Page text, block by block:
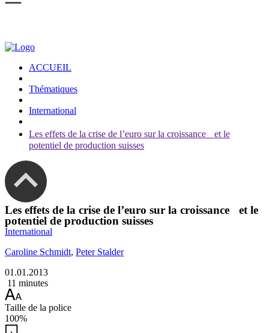
ACCUEIL
Thématiques
International
Les effets de la crise de l’euro sur la croissance et le
potentiel de production suisses
Les effets de la crise de l’euro sur la croissance et le
potentiel de production suisses
International
Caroline Schmidt, Peter Stalder
01.01.2013
11 minutes
Taille de la police
100%